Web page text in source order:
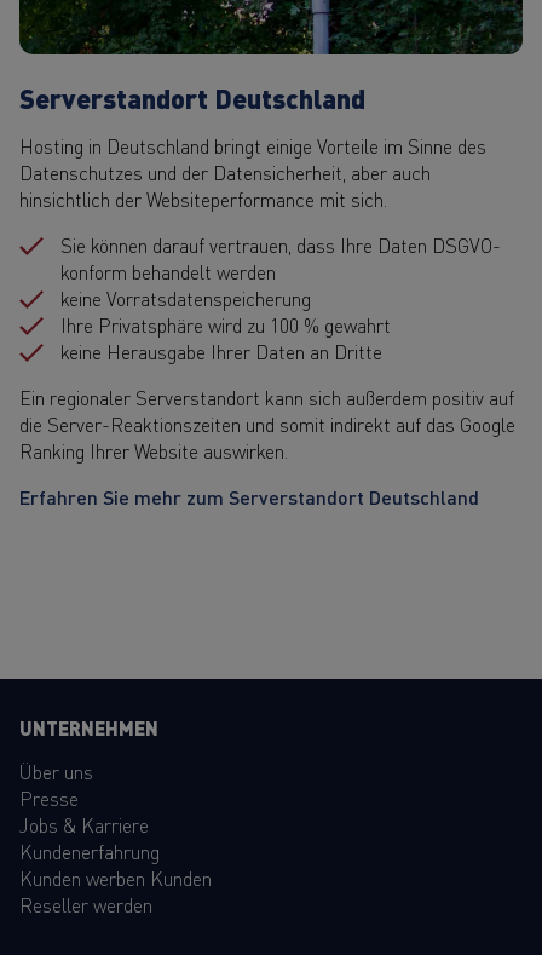
Serverstandort Deutschland
Hosting in Deutschland bringt einige Vorteile im Sinne des
Datenschutzes und der Datensicherheit, aber auch
hinsichtlich der Websiteperformance mit sich.
Sie können darauf vertrauen, dass Ihre Daten DSGVO-
konform behandelt werden
keine Vorratsdatenspeicherung
Ihre Privatsphäre wird zu 100 % gewahrt
keine Herausgabe Ihrer Daten an Dritte
Ein regionaler Serverstandort kann sich außerdem positiv auf
die Server-Reaktionszeiten und somit indirekt auf das Google
Ranking Ihrer Website auswirken.
Erfahren Sie mehr zum Serverstandort Deutschland
UNTERNEHMEN
Über uns
Presse
Jobs & Karriere
Kundenerfahrung
Kunden werben Kunden
Reseller werden